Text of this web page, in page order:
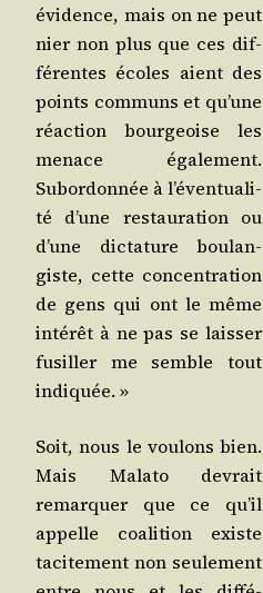
évi­dence, mais on ne peut
nier non plus que ces dif­
fé­rentes écoles aient des
points com­muns et qu’une
réac­tion bour­geoise les
menace éga­le­ment.
Subor­don­née à l’é­ven­tua­li­
té d’une res­tau­ra­tion ou
d’une dic­ta­ture bou­lan­
giste, cette concen­tra­tion
de gens qui ont le même
inté­rêt à ne pas se lais­ser
fusiller me semble tout
indiquée. »
Soit, nous le vou­lons bien.
Mais Mala­to devrait
remar­quer que ce qu’il
appelle coa­li­tion existe
taci­te­ment non seule­ment